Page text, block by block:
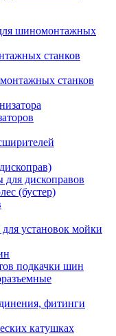
шиномонтажных
станков
станков
для дископравов
(бустер)
установок мойки
подкачки шин
фитинги
катушках